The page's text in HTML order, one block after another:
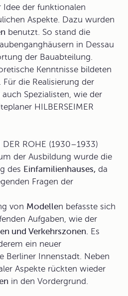
Idee der funktionalen
Aspekte. Dazu wurden
benutzt. So stand die
in Dessau
der Bauabteilung.
Kenntnisse bildeten
die Realisierung der
Spezialisten, wie der
HILBERSEIMER
DER ROHE (1930–1933)
der Ausbildung wurde die
des Einfamilienhauses, da
Fragen der
von Modellen befasste sich
Aufgaben, wie der
und Verkehrszonen. Es
ein neuer
Berliner Innenstadt. Neben
Aspekte rückten wieder
in den Vordergrund.